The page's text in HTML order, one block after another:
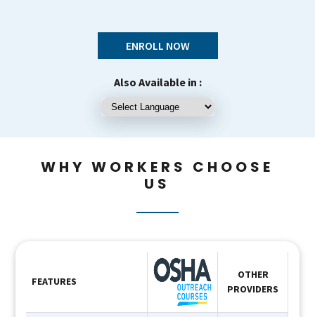
ENROLL NOW
Also Available in :
WHY WORKERS CHOOSE
US
FEATURES
OTHER
PROVIDERS